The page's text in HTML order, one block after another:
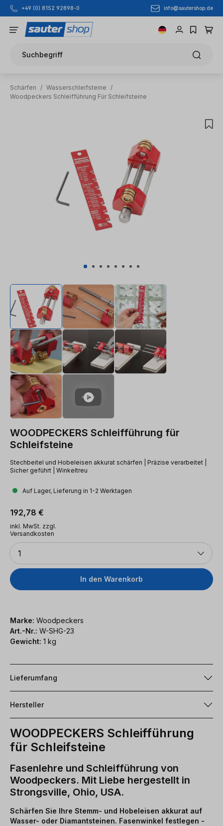
Zum Hauptinhalt springen
+49 (0) 8152 92898-0 info@sautershop.de
Suchbegriff
Schärfen / Wasserschleifsteine
/
Woodpeckers Schleifführung Für Schleifsteine
WOODPECKERS Schleifführung für
Schleifsteine
Stechbeitel und Hobeleisen akkurat schärfen | Präzise verarbeitet |
Sicher geführt | Winkeltreu
Auf Lager, Lieferung in 1-2 Werktagen
Regulärer Preis:
192,78 €
inkl. MwSt. zzgl.
Versandkosten
Anzahl
1
In den Warenkorb
Marke: Woodpeckers
Art.-Nr.: W-SHG-23
Gewicht: 1 kg
Lieferumfang
Hersteller
WOODPECKERS Schleifführung
für Schleifsteine
Fasenlehre und Schleifführung von
Woodpeckers. Mit Liebe hergestellt in
Strongsville, Ohio, USA.
Schärfen Sie Ihre Stemm- und Hobeleisen akkurat auf
Wasser- oder Diamantsteinen. Fasenwinkel festlegen -